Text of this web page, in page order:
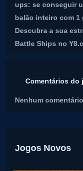
ups: se conseguir
balão inteiro com
Descubra a sua
Battle Ships no
Comentários do
Nenhum comentário
Jogos Novos